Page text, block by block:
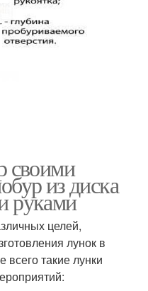
своими
из диска
руками
целей,
лунок в
всего такие лунки